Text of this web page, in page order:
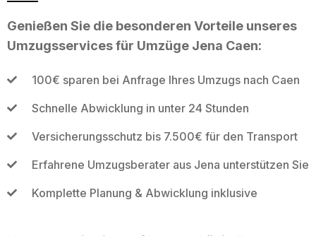
Genießen Sie die besonderen Vorteile unseres
Umzugsservices für Umzüge Jena Caen:
100€ sparen bei Anfrage Ihres Umzugs nach Caen
Schnelle Abwicklung in unter 24 Stunden
Versicherungsschutz bis 7.500€ für den Transport
Erfahrene Umzugsberater aus Jena unterstützen Sie
Komplette Planung & Abwicklung inklusive